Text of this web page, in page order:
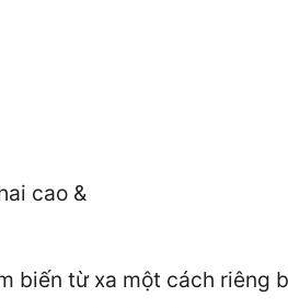
cao &
biến từ xa một cách riêng